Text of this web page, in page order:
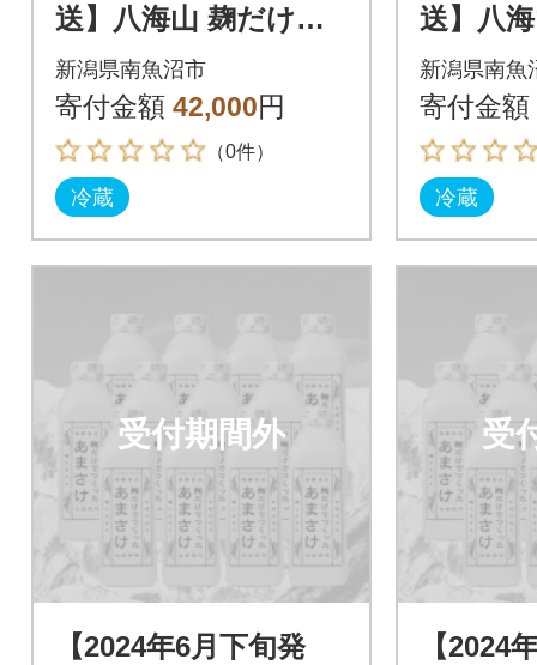
送】八海山 麹だけで
つくったあまさけ(82
5g×12本)
新潟県南魚沼市
寄付金額 42,000円
（0件）
冷蔵
送】八
つくっ
5g×12本
新潟県南魚
寄付金額
冷蔵
受付期間外
【2024年6月下旬発
受
【2024